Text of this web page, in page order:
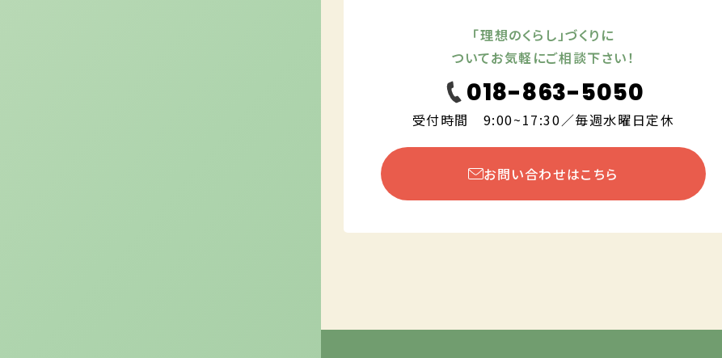
「理想のくらし」づくりに
ついてお気軽にご相談下さい！
018-863-5050
受付時間 9:00~17:30／毎週水曜日定休
お問い合わせはこちら